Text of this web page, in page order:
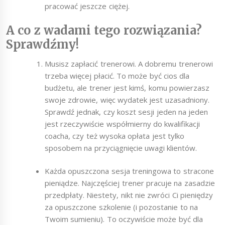
pracować jeszcze ciężej.
A co z wadami tego rozwiązania?
Sprawdźmy!
Musisz zapłacić trenerowi. A dobremu trenerowi
trzeba więcej płacić. To może być cios dla
budżetu, ale trener jest kimś, komu powierzasz
swoje zdrowie, więc wydatek jest uzasadniony.
Sprawdź jednak, czy koszt sesji jeden na jeden
jest rzeczywiście współmierny do kwalifikacji
coacha, czy też wysoka opłata jest tylko
sposobem na przyciągnięcie uwagi klientów.
Każda opuszczona sesja treningowa to stracone
pieniądze. Najczęściej trener pracuje na zasadzie
przedpłaty. Niestety, nikt nie zwróci Ci pieniędzy
za opuszczone szkolenie (i pozostanie to na
Twoim sumieniu). To oczywiście może być dla